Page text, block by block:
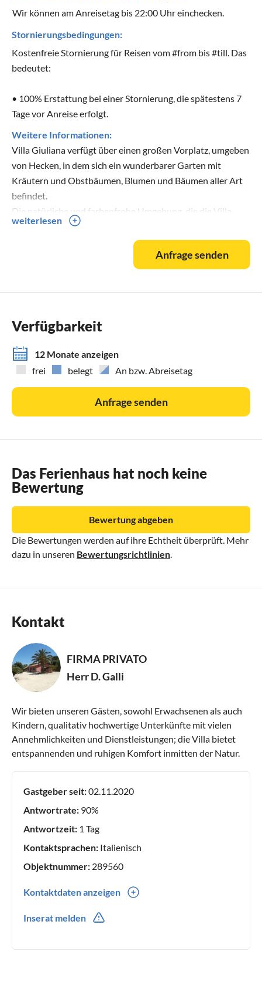
Wir können am Anreisetag bis 22:00 Uhr einchecken.
Stornierungsbedingungen:
Kostenfreie Stornierung für Reisen vom #from bis #till. Das
bedeutet:
• 100% Erstattung bei einer Stornierung, die spätestens 7
Tage vor Anreise erfolgt.
Weitere Informationen:
Villa Giuliana verfügt über einen großen Vorplatz, umgeben
von Hecken, in dem sich ein wunderbarer Garten mit
Kräutern und Obstbäumen, Blumen und Bäumen aller Art
befindet.
Die natürliche und farbenfrohe Umgebung, die die Villa
umgibt, ermöglicht einen ruhigen und friedlichen
Aufenthalt, fernab des täglichen Lärms des weltlichen
Kleine Haustiere sind erlaubt, vorausgesetzt, sie sind
WEITERE DIENSTLEISTUNGEN DER VILLA
Waschmaschine.
Bettwäsche.
Zusatzbett. Kleine Tiere.
Beheizung.
regionale Desinfektion "Regionales Protokoll für sichere
Aufnahme" (Italien), das die von der European Holiday
Reinigungspraktiken befolgt. Das Personal verwendet
Einwegmasken und -handschuhe; jede Unterkunft ist mit
Handdesinfektionsmitteln und Seife ausgestattet; in den
Gemeinschaftsbereichen gibt es
weiterlesen
Anfrage senden
Verfügbarkeit
12 Monate anzeigen
frei
belegt An bzw. Abreisetag
Anfrage senden
Das Ferienhaus hat noch keine
Bewertung
Die Bewertungen werden auf ihre Echtheit überprüft. Mehr
dazu in unseren Bewertungsrichtlinien
Bewertung abgeben
Kontakt
FIRMA PRIVATO
Herr D. Galli
Wir bieten unseren Gästen, sowohl Erwachsenen als auch
Kindern, qualitativ hochwertige Unterkünfte mit vielen
Annehmlichkeiten und Dienstleistungen; die Villa bietet
entspannenden und ruhigen Komfort inmitten der Natur.
Gastgeber seit:02.11.2020
Antwortrate: 90%
Antwortzeit: 1 Tag
Kontaktsprachen: Italienisch
Objektnummer: 289560
Kontaktdaten anzeigen
Inserat melden